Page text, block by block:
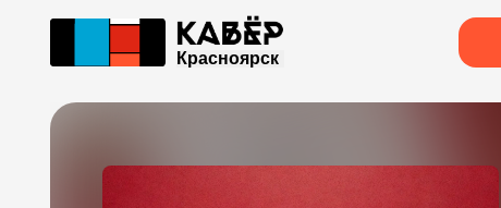
Красноярск